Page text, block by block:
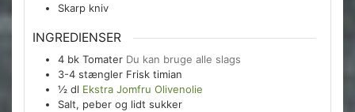
Skarp kniv
INGREDIENSER
4 bk Tomater Du kan bruge alle slags
3-4 stængler Frisk timian
½ dl Ekstra Jomfru Olivenolie
Salt, peber og lidt sukker